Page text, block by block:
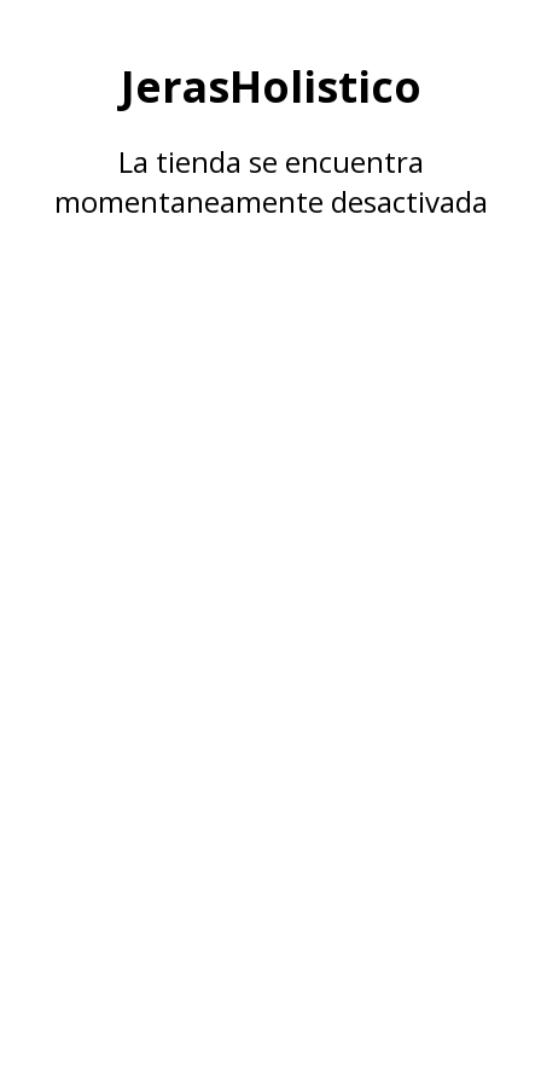
JerasHolistico
La tienda se encuentra
momentaneamente desactivada